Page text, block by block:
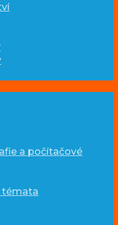
a počítačové
témata